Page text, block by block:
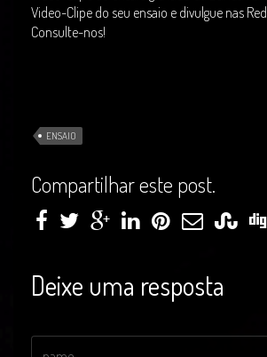
Video-Clipe do seu ensaio e divulgue nas
Consulte-nos!
ENSAIO
Compartilhar este post.
Deixe uma resposta